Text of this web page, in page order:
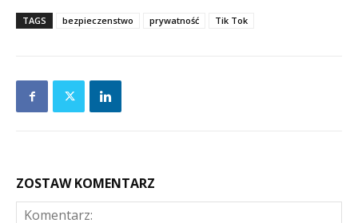
TAGS bezpieczenstwo prywatność Tik Tok
ZOSTAW KOMENTARZ